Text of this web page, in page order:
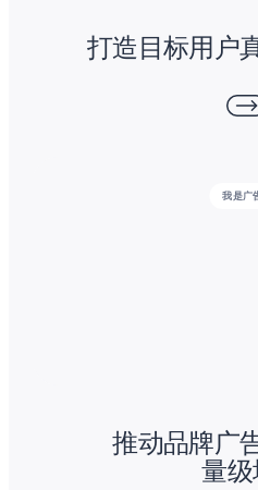
打造目标用户
我是广
推动品牌广
量